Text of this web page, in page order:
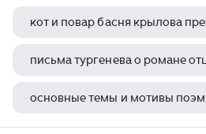
кот и повар басня крылова
письма тургенева о романе